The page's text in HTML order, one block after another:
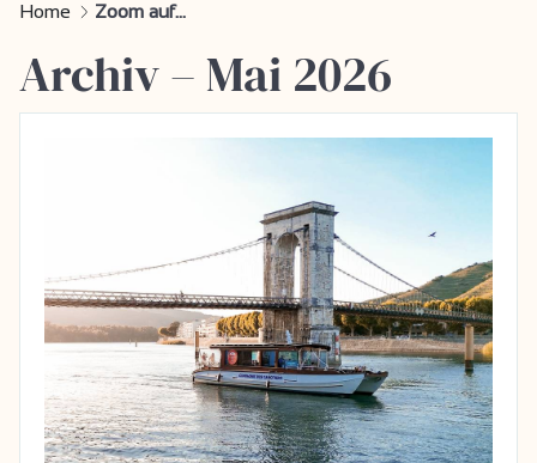
Home Zoom auf...
Archiv – Mai 2026